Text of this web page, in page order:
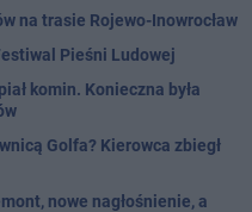
na trasie Rojewo-Inowrocław
Pieśni Ludowej
komin. Konieczna była
Golfa? Kierowca zbiegł
nowe nagłośnienie, a